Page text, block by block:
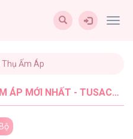
Thụ Ấm Áp
NHẤT - TUSACHXINHXINH (1)